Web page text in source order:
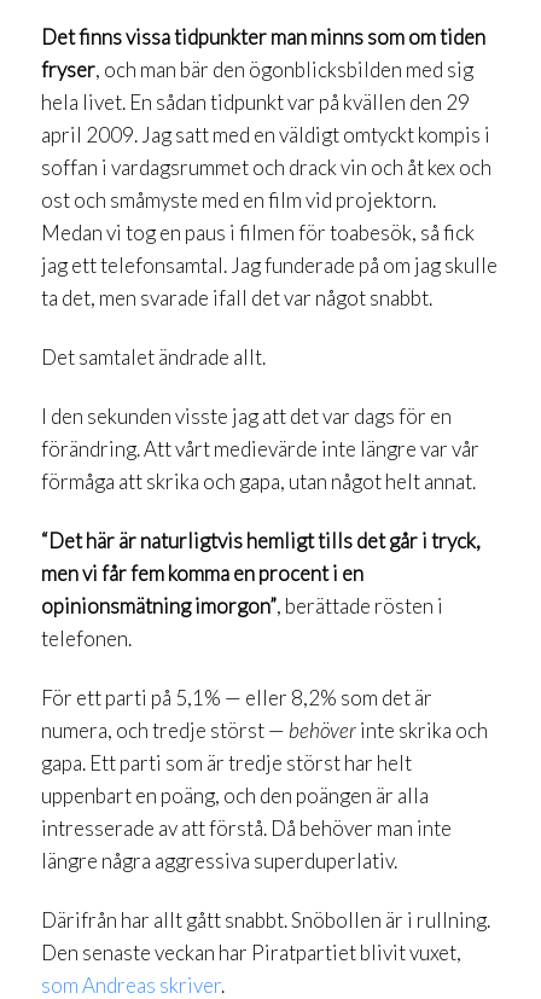
Det finns vissa tidpunkter man minns som om tiden
fryser, och man bär den ögonblicksbilden med sig
hela livet. En sådan tidpunkt var på kvällen den 29
april 2009. Jag satt med en väldigt omtyckt kompis i
soffan i vardagsrummet och drack vin och åt kex och
ost och småmyste med en film vid projektorn.
Medan vi tog en paus i filmen för toabesök, så fick
jag ett telefonsamtal. Jag funderade på om jag skulle
ta det, men svarade ifall det var något snabbt.
Det samtalet ändrade allt.
I den sekunden visste jag att det var dags för en
förändring. Att vårt medievärde inte längre var vår
förmåga att skrika och gapa, utan något helt annat.
“Det här är naturligtvis hemligt tills det går i tryck,
men vi får fem komma en procent i en
opinionsmätning imorgon”, berättade rösten i
telefonen.
För ett parti på 5,1% — eller 8,2% som det är
numera, och tredje störst — behöverinte skrika och
gapa. Ett parti som är tredje störst har helt
uppenbart en poäng, och den poängen är alla
intresserade av att förstå. Då behöver man inte
längre några aggressiva superduperlativ.
Därifrån har allt gått snabbt. Snöbollen är i rullning.
Den senaste veckan har Piratpartiet blivit vuxet,
som Andreas skriver.